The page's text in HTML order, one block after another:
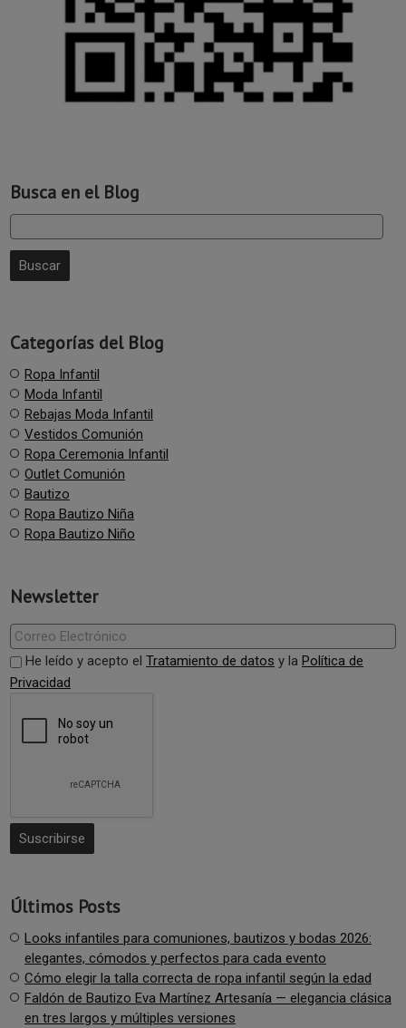
Busca en el Blog
Categorías del Blog
Ropa Infantil
Moda Infantil
Rebajas Moda Infantil
Vestidos Comunión
Ropa Ceremonia Infantil
Outlet Comunión
Bautizo
Ropa Bautizo Niña
Ropa Bautizo Niño
Newsletter
He leído y acepto el Tratamiento de datos y la Política de
Privacidad
Últimos Posts
Looks infantiles para comuniones, bautizos y bodas 2026:
elegantes, cómodos y perfectos para cada evento
Cómo elegir la talla correcta de ropa infantil según la edad
Faldón de Bautizo Eva Martínez Artesanía — elegancia clásica
en tres largos y múltiples versiones